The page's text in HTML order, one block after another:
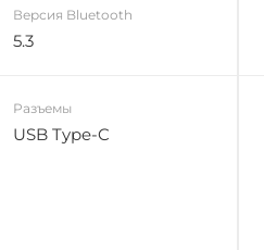
Версия Bluetooth
5.3
Разъемы
USB Type-C